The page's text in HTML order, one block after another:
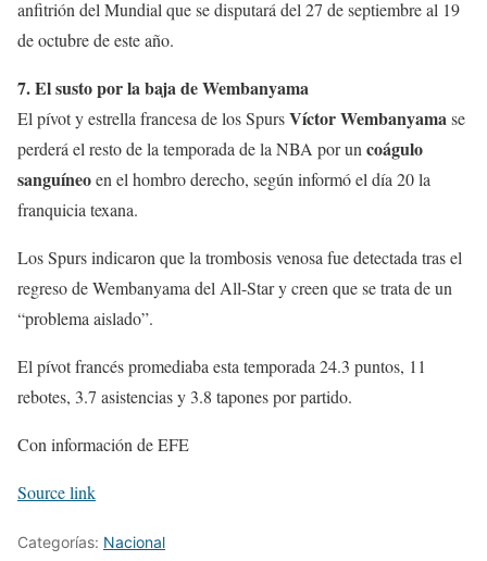
anfitrión del Mundial que se disputará del 27 de septiembre al 19
de octubre de este año.
7. El susto por la baja de Wembanyama
El pívot y estrella francesa de los SpursVíctor Wembanyama se
perderá el resto de la temporada de la NBA por un coágulo
sanguíneoen el hombro derecho, según informó el día 20 la
franquicia texana.
Los Spurs indicaron que la trombosis venosa fue detectada tras el
regreso de Wembanyama del All-Star y creen que se trata de un
“problema aislado”.
El pívot francés promediaba esta temporada 24.3 puntos, 11
rebotes, 3.7 asistencias y 3.8 tapones por partido.
Con información de EFE
Source link
Categorías: Nacional